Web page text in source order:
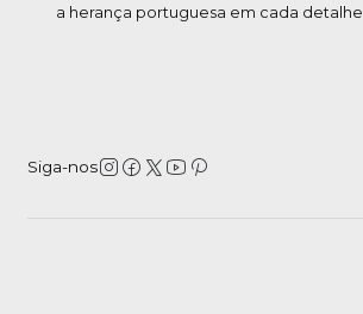
a herança portuguesa em cada detalhe.
Siga-nos